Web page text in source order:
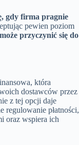
gdy firma pragnie
pewien poziom
przyczynić się do
która
dostawców przez
z tej opcji daje
regulowanie płatności,
oraz wspiera ich